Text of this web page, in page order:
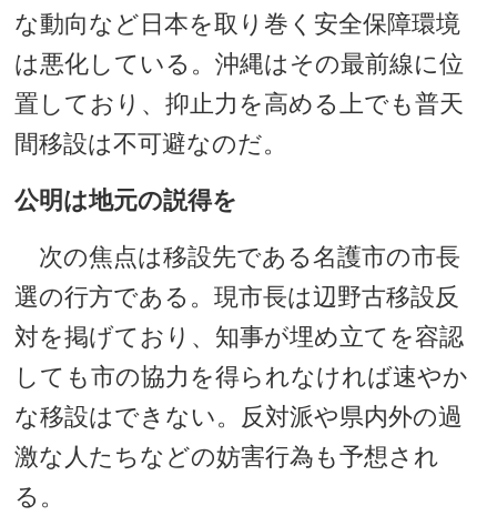
な動向など日本を取り巻く安全保障環境
は悪化している。沖縄はその最前線に位
置しており、抑止力を高める上でも普天
間移設は不可避なのだ。
公明は地元の説得を
次の焦点は移設先である名護市の市長
選の行方である。現市長は辺野古移設反
対を掲げており、知事が埋め立てを容認
しても市の協力を得られなければ速やか
な移設はできない。反対派や県内外の過
激な人たちなどの妨害行為も予想され
る。